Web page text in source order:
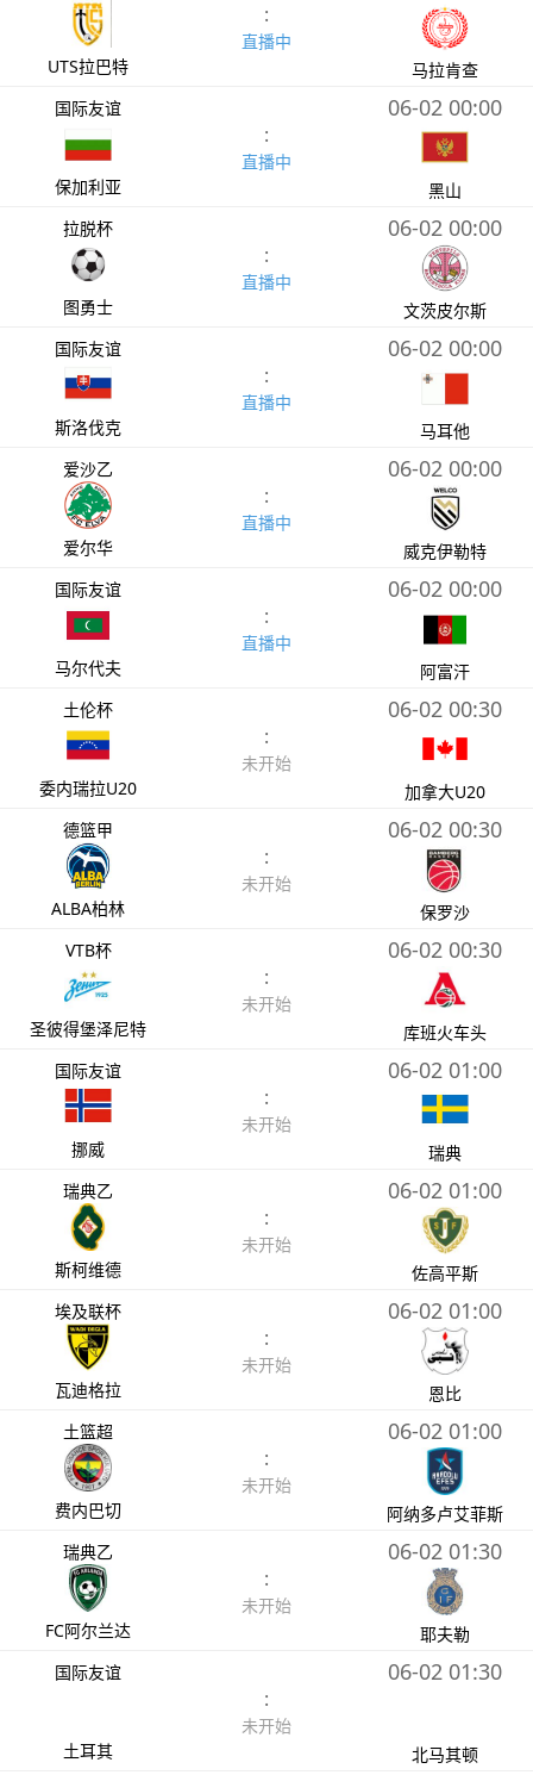
UTS拉巴特
:
直播中
马拉肯查
国际友谊
保加利亚
:
直播中
06-02 00:00
黑山
拉脱杯
图勇士
:
直播中
06-02 00:00
文茨皮尔斯
国际友谊
斯洛伐克
:
直播中
06-02 00:00
马耳他
爱沙乙
爱尔华
:
直播中
06-02 00:00
威克伊勒特
国际友谊
马尔代夫
:
直播中
06-02 00:00
阿富汗
土伦杯
委内瑞拉U20
:
未开始
06-02 00:30
加拿大U20
德篮甲
ALBA柏林
:
未开始
06-02 00:30
保罗沙
VTB杯
圣彼得堡泽尼特
:
未开始
06-02 00:30
库班火车头
国际友谊
挪威
:
未开始
06-02 01:00
瑞典
瑞典乙
斯柯维德
:
未开始
06-02 01:00
佐高平斯
埃及联杯
瓦迪格拉
:
未开始
06-02 01:00
恩比
土篮超
费内巴切
:
未开始
06-02 01:00
阿纳多卢艾菲斯
瑞典乙
FC阿尔兰达
:
未开始
06-02 01:30
耶夫勒
国际友谊
土耳其
:
未开始
06-02 01:30
北马其顿